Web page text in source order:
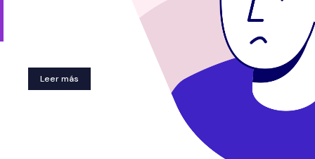
Leer más